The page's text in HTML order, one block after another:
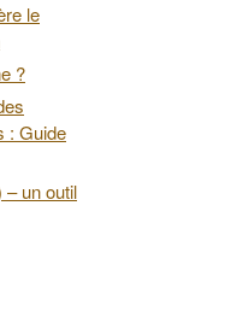
le
?
: Guide
un outil